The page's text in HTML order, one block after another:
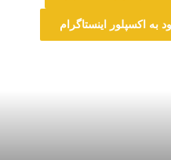
به اکسپلور اینستاگرام